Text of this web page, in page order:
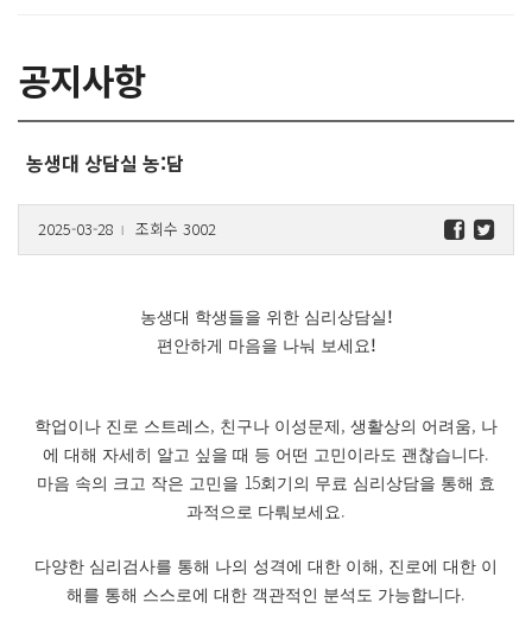
공지사항
농생대 상담실 농:담
2025-03-28 l 조회수 3002
농생대 학생들을 위한 심리상담실 !
편안하게 마음을 나눠 보세요!
학업이나 진로 스트레스, 친구나 이성문제 , 생활상의 어려움, 나
에 대해 자세히 알고 싶을 때 등 어떤 고민이라도 괜찮습니다.
마음 속의 크고 작은 고민을 15회기의 무료 심리상담을 통해 효
과적으로 다뤄보세요.
다양한 심리검사를 통해 나의 성격에 대한 이해 , 진로에 대한 이
해를 통해 스스로에 대한 객관적인 분석도 가능합니다.